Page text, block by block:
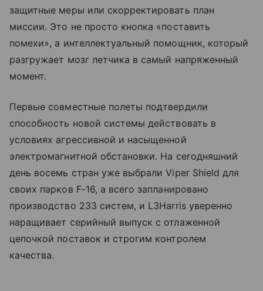
защитные меры или скорректировать план
миссии. Это не просто кнопка «поставить
помехи», а интеллектуальный помощник, который
разгружает мозг летчика в самый напряженный
момент.
Первые совместные полеты подтвердили
способность новой системы действовать в
условиях агрессивной и насыщенной
электромагнитной обстановки. На сегодняшний
день восемь стран уже выбрали Viper Shield для
своих парков F-16, а всего запланировано
производство 233 систем, и L3Harris уверенно
наращивает серийный выпуск с отлаженной
цепочкой поставок и строгим контролем
качества.